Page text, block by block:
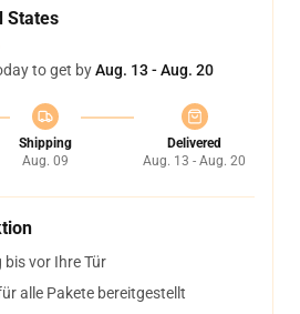
States
to get byAug. 13 - Aug. 20
Shipping
Aug. 09
Delivered
Aug. 13 - Aug. 20
vor Ihre Tür
alle Pakete bereitgestellt